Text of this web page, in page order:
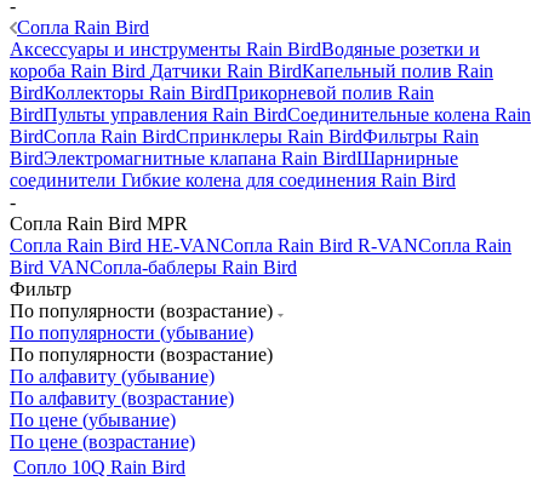
-
Сопла Rain Bird
Аксессуары и инструменты Rain BirdВодяные розетки и
короба Rain Bird Датчики Rain BirdКапельный полив Rain
BirdКоллекторы Rain BirdПрикорневой полив Rain
BirdПульты управления Rain BirdСоединительные колена Rain
BirdСопла Rain BirdСпринклеры Rain BirdФильтры Rain
BirdЭлектромагнитные клапана Rain BirdШарнирные
соединители Гибкие колена для соединения Rain Bird
-
Сопла Rain Bird MPR
Сопла Rain Bird HE-VANСопла Rain Bird R-VANСопла Rain
Bird VANСопла-баблеры Rain Bird
Фильтр
По популярности (возрастание)
По популярности (убывание)
По популярности (возрастание)
По алфавиту (убывание)
По алфавиту (возрастание)
По цене (убывание)
По цене (возрастание)
Сопло 10Q Rain Bird